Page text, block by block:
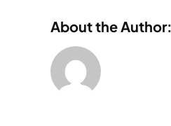
About the Author: